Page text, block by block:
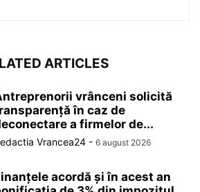
ARTICLES
vrânceni solicită
în caz de
a firmelor de...
Vrancea24 - 6 august 2026
acordă și în acest an